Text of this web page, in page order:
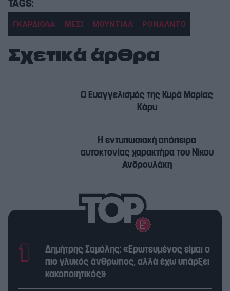
ΓΚΑΡΔΙΟΛΑ ΜΕΣΙ ΜΟΥΝΤΙΑΛ ΡΟΝΑΛΝΤΟ
Σχετικά άρθρα
Ο Ευαγγελισμός της Κυρά Μαρίας
Κάρυ
Η εντυπωσιακή απόπειρα
αυτοκτονίας χαρακτήρα του Νίκου
Ανδρουλάκη
Δημήτρης Σαμόλης: «Ερωτευμένος είμαι ο
πιο γλυκός άνθρωπος, αλλά έχω υπάρξει
κακοποιητικός»